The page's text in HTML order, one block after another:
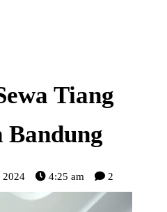
Tiang
4:25 am 2